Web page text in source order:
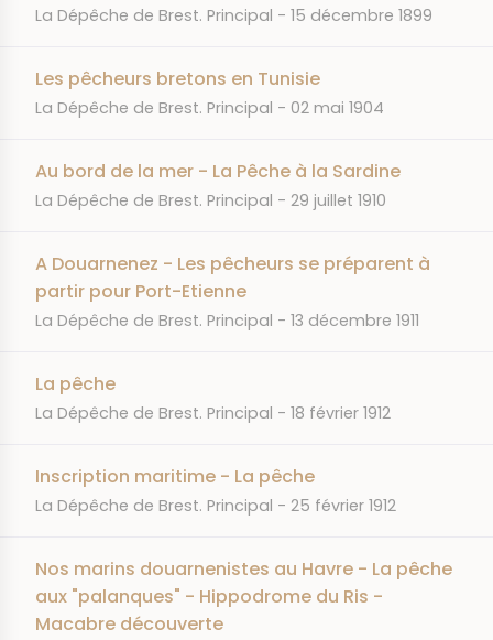
JOURNAL
La Dépêche de Brest. Principal DATE
15 décembre 1899
Les pêcheurs bretons en Tunisie
JOURNAL
La Dépêche de Brest. Principal DATE
02 mai 1904
Au bord de la mer - La Pêche à la Sardine
JOURNAL
La Dépêche de Brest. Principal DATE
29 juillet 1910
A Douarnenez - Les pêcheurs se préparent à
partir pour Port-Etienne
JOURNAL
La Dépêche de Brest. Principal DATE
13 décembre 1911
La pêche
JOURNAL
La Dépêche de Brest. Principal DATE
18 février 1912
Inscription maritime - La pêche
JOURNAL
La Dépêche de Brest. Principal DATE
25 février 1912
Nos marins douarnenistes au Havre - La pêche
aux "palanques" - Hippodrome du Ris -
Macabre découverte